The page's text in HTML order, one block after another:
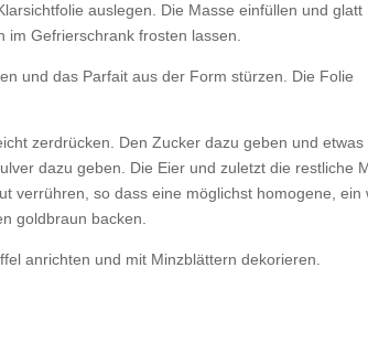
auslegen. Die Masse einfüllen und glatt
Gefrierschrank frosten lassen.
und das Parfait aus der Form stürzen. Die Folie
zerdrücken. Den Zucker dazu geben und etwas
dazu geben. Die Eier und zuletzt die restliche
verrühren, so dass eine möglichst homogene, ein
goldbraun backen.
anrichten und mit Minzblättern dekorieren.